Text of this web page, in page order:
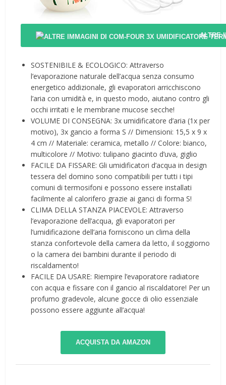
ALTRE
SOSTENIBILE & ECOLOGICO: Attraverso
l’evaporazione naturale dell’acqua senza consumo
energetico addizionale, gli evaporatori arricchiscono
l’aria con umidità e, in questo modo, aiutano contro gli
occhi irritati e le membrane mucose secche!
VOLUME DI CONSEGNA: 3x umidificatore d’aria (1x per
motivo), 3x gancio a forma S // Dimensioni: 15,5 x 9 x
4 cm // Materiale: ceramica, metallo // Colore: bianco,
multicolore // Motivo: tulipano giacinto d’uva, giglio
FACILE DA FISSARE: Gli umidificatori d’acqua in design
tessera del domino sono compatibili per tutti i tipi
comuni di termosifoni e possono essere installati
facilmente al calorifero grazie ai ganci di forma S!
CLIMA DELLA STANZA PIACEVOLE: Attraverso
l’evaporazione dell’acqua, gli evaporatori per
l’umidificazione dell’aria forniscono un clima della
stanza confortevole della camera da letto, il soggiorno
o la camera dei bambini durante il periodo di
riscaldamento!
FACILE DA USARE: Riempire l’evaporatore radiatore
con acqua e fissare con il gancio al riscaldatore! Per un
profumo gradevole, alcune gocce di olio essenziale
possono essere aggiunte all’acqua!
ACQUISTA DA AMAZON